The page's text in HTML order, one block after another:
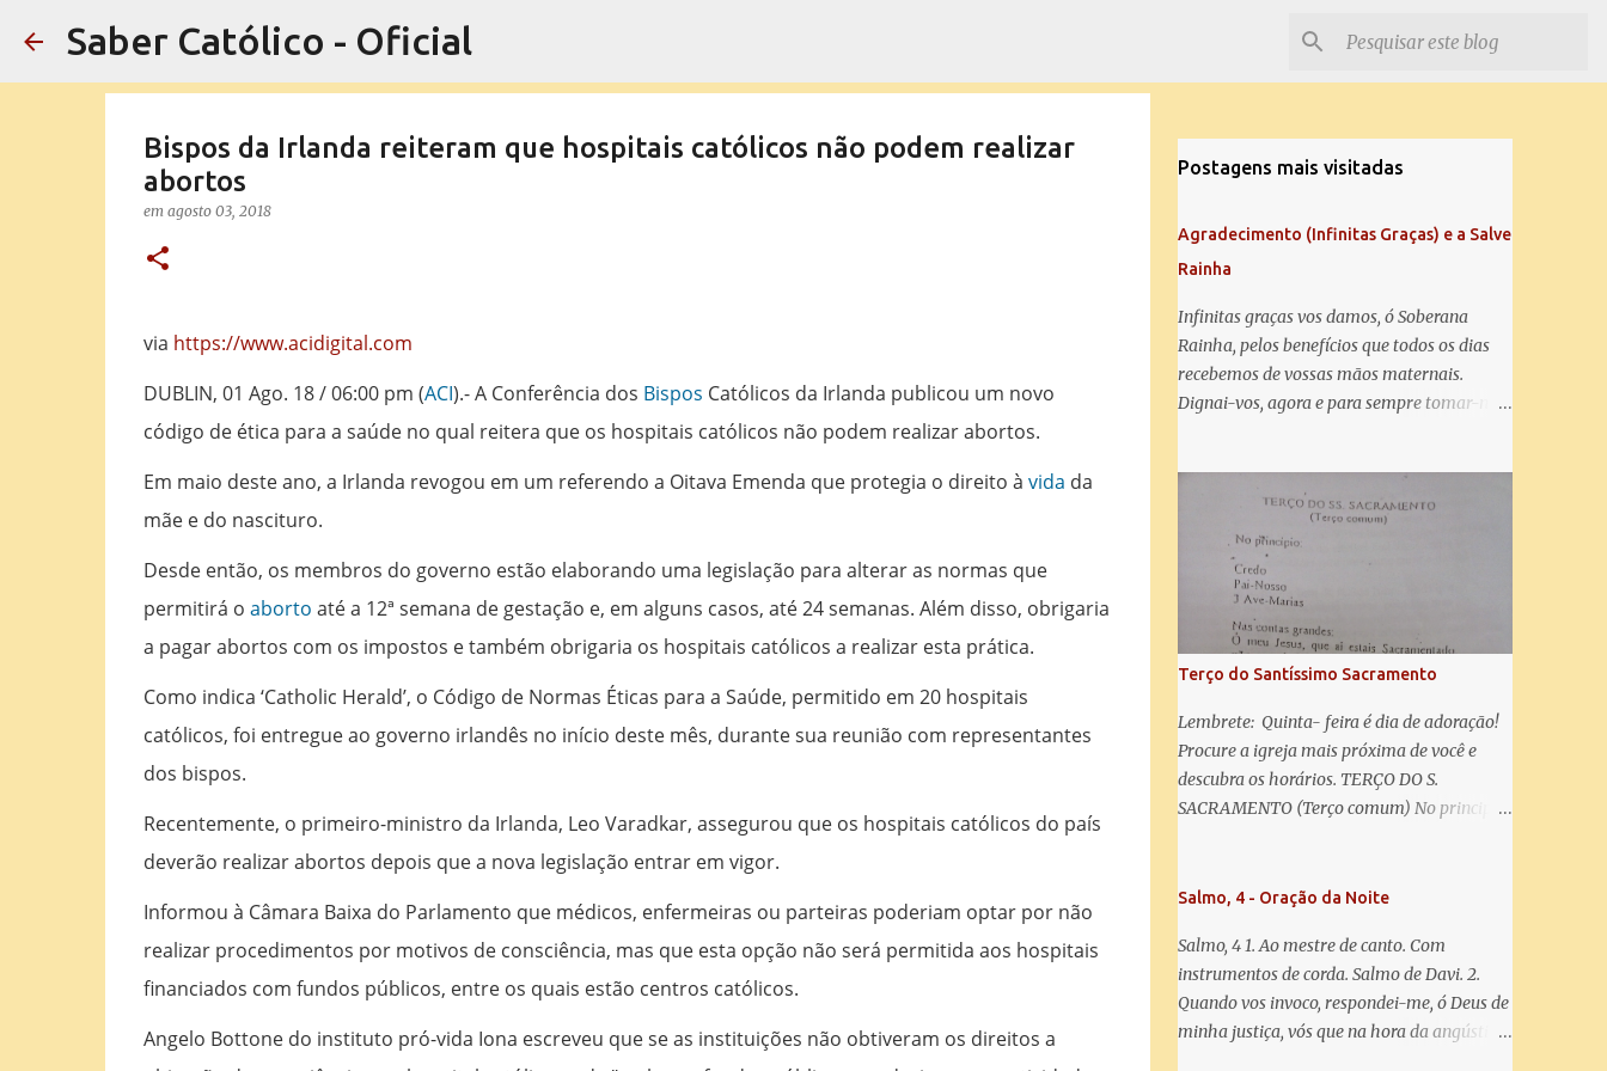
Saber Católico - Oficial
Bispos da Irlanda reiteram que hospitais católicos não podem realizar
abortos
em agosto 03, 2018
via https://www.acidigital.com
DUBLIN, 01 Ago. 18 / 06:00 pm (ACI).- A Conferência dos Bispos Católicos da Irlanda publicou um novo
código de ética para a saúde no qual reitera que os hospitais católicos não podem realizar abortos.
Em maio deste ano, a Irlanda revogou em um referendo a Oitava Emenda que protegia o direito à vida da
mãe e do nascituro.
Desde então, os membros do governo estão elaborando uma legislação para alterar as normas que
permitirá o aborto até a 12ª semana de gestação e, em alguns casos, até 24 semanas. Além disso, obrigaria
a pagar abortos com os impostos e também obrigaria os hospitais católicos a realizar esta prática.
Como indica ‘Catholic Herald’, o Código de Normas Éticas para a Saúde, permitido em 20 hospitais
católicos, foi entregue ao governo irlandês no início deste mês, durante sua reunião com representantes
dos bispos.
Recentemente, o primeiro-ministro da Irlanda, Leo Varadkar, assegurou que os hospitais católicos do país
deverão realizar abortos depois que a nova legislação entrar em vigor.
Informou à Câmara Baixa do Parlamento que médicos, enfermeiras ou parteiras poderiam optar por não
realizar procedimentos por motivos de consciência, mas que esta opção não será permitida aos hospitais
financiados com fundos públicos, entre os quais estão centros católicos.
Angelo Bottone do instituto pró-vida Iona escreveu que se as instituições não obtiveram os direitos a
Postagens mais visitadas
Agradecimento (Infinitas Graças) e a Salve
Rainha
Infinitas graças vos damos, ó Soberana
Rainha, pelos benefícios que todos os dias
recebemos de vossas mãos maternais.
Dignai-vos, agora e para sempre tomar-nos
Salve Rainha: Salve Rainha , Mãe de
misericórdia, vida, doçura, esperança nossa,
salve! A vós bradamos os degredados filhos
de Eva, a vós suspiramos, gemendo e
chorando neste vale de lágrimas. Eia, pois,
Advogada nossa, estes vossos olhos
misericordiosos a nós volvei, e depois deste
desterro, mostrai-nos Jesus. Bendito é o
fruto do vosso ventre, ó clemente, ó piedosa,
ó doce e sempre Virgem Maria. Rogai por
nós Santa Mãe de Deus. Para que sejamos
dignos das promessas de Cristo. Amém.
Terço do Santíssimo Sacramento
Lembrete: Quinta- feira é dia de adoração!
Procure a igreja mais próxima de você e
descubra os horários. TERÇO DO S.
SACRAMENTO (Terço comum) No principio:
Sacramentado, não permitais que eu viva
coração ao Vosso e o Vosso ao meu, e, nem
sem Vós morra eu! Nas contas pequenas:
Sacramento de Amor! Misericórdia Senhor!
Glória ao Pai: Cristo pão da vida e remédio
Salmo, 4 - Oração da Noite
Salmo, 4 1. Ao mestre de canto. Com
instrumentos de corda. Salmo de Davi. 2.
Quando vos invoco, respondei-me, ó Deus de
minha justiça, vós que na hora da angústia